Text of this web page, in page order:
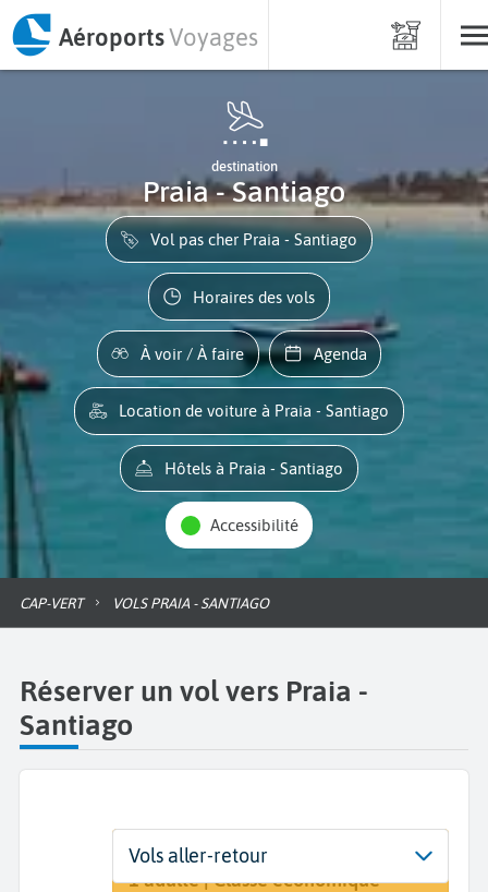
AéroportsVoyages
destination
Praia - Santiago
Vol pas cher Praia - Santiago
Horaires des vols
À voir / À faire Agenda
Location de voiture à Praia - Santiago
Hôtels à Praia - Santiago
Accessibilité
CAP-VERT VOLS PRAIA - SANTIAGO
Réserver un vol vers Praia -
Santiago
Départ
De...
Dates
Dates de votre voyage
Voyageurs | Classe
1 adulte | Classe économique
Vols aller-retour